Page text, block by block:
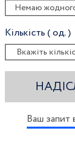
Немаю
Кількість ( од. )
Ваш запит